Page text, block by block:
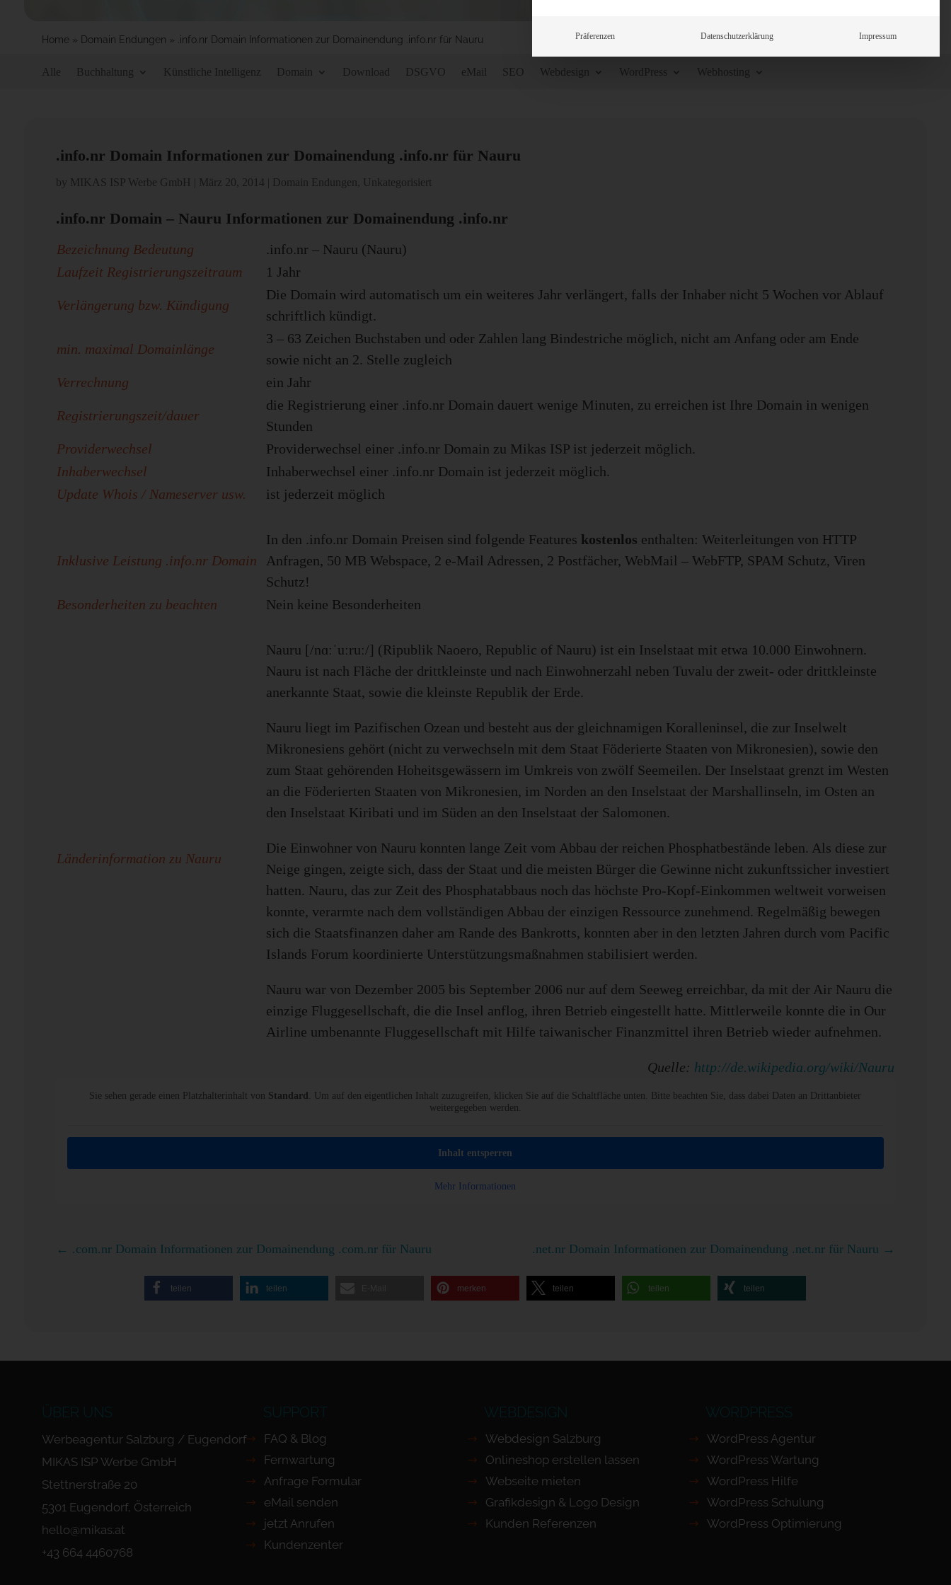
Home» Domain Endungen » .info.nr Domain Informationen zur Domainendung .info.nr für Nauru
Alle Buchhaltung Künstliche Intelligenz Domain Download DSGVO eMail SEO Webdesign WordPress Webhosting
.info.nr Domain Informationen zur Domainendung .info.nr für Nauru
by MIKAS ISP Werbe GmbH März 20, 2014 Domain Endungen, Unkategorisiert
.info.nr Domain – Nauru Informationen zur Domainendung .info.nr
Bezeichnung Bedeutung
.info.nr – Nauru (Nauru)
Laufzeit Registrierungszeitraum
1 Jahr
Verlängerung bzw. Kündigung
Die Domain wird automatisch um ein weiteres Jahr verlängert, falls der Inhaber nicht 5 Wochen vor Ablauf
schriftlich kündigt.
min. maximal Domainlänge
3 – 63 Zeichen Buchstaben und oder Zahlen lang Bindestriche möglich, nicht am Anfang oder am Ende
sowie nicht an 2. Stelle zugleich
Verrechnung
ein Jahr
Registrierungszeit/dauer
die Registrierung einer .info.nr Domain dauert wenige Minuten, zu erreichen ist Ihre Domain in wenigen
Stunden
Providerwechsel
Providerwechsel einer .info.nr Domain zu Mikas ISP ist jederzeit möglich.
Inhaberwechsel
Inhaberwechsel einer .info.nr Domain ist jederzeit möglich.
Update Whois / Nameserver usw.
ist jederzeit möglich
Inklusive Leistung .info.nr Domain
In den .info.nr Domain Preisen sind folgende Features kostenlos enthalten: Weiterleitungen von HTTP
Anfragen, 50 MB Webspace, 2 e-Mail Adressen, 2 Postfächer, WebMail – WebFTP, SPAM Schutz, Viren
Schutz!
Besonderheiten zu beachten
Nein keine Besonderheiten
Länderinformation zu Nauru
Nauru [/nɑːˈuːruː/] (Ripublik Naoero, Republic of Nauru) ist ein Inselstaat mit etwa 10.000 Einwohnern.
Nauru ist nach Fläche der drittkleinste und nach Einwohnerzahl neben Tuvalu der zweit- oder drittkleinste
anerkannte Staat, sowie die kleinste Republik der Erde.
Nauru liegt im Pazifischen Ozean und besteht aus der gleichnamigen Koralleninsel, die zur Inselwelt
Mikronesiens gehört (nicht zu verwechseln mit dem Staat Föderierte Staaten von Mikronesien), sowie den
zum Staat gehörenden Hoheitsgewässern im Umkreis von zwölf Seemeilen. Der Inselstaat grenzt im Westen
an die Föderierten Staaten von Mikronesien, im Norden an den Inselstaat der Marshallinseln, im Osten an
den Inselstaat Kiribati und im Süden an den Inselstaat der Salomonen.
Die Einwohner von Nauru konnten lange Zeit vom Abbau der reichen Phosphatbestände leben. Als diese zur
Neige gingen, zeigte sich, dass der Staat und die meisten Bürger die Gewinne nicht zukunftssicher investiert
hatten. Nauru, das zur Zeit des Phosphatabbaus noch das höchste Pro-Kopf-Einkommen weltweit vorweisen
konnte, verarmte nach dem vollständigen Abbau der einzigen Ressource zunehmend. Regelmäßig bewegen
sich die Staatsfinanzen daher am Rande des Bankrotts, konnten aber in den letzten Jahren durch vom Pacific
Islands Forum koordinierte Unterstützungsmaßnahmen stabilisiert werden.
Nauru war von Dezember 2005 bis September 2006 nur auf dem Seeweg erreichbar, da mit der Air Nauru die
einzige Fluggesellschaft, die die Insel anflog, ihren Betrieb eingestellt hatte. Mittlerweile konnte die in Our
Airline umbenannte Fluggesellschaft mit Hilfe taiwanischer Finanzmittel ihren Betrieb wieder aufnehmen.
Quelle: http://de.wikipedia.org/wiki/Nauru
Sie sehen gerade einen Platzhalterinhalt von Standard . Um auf den eigentlichen Inhalt zuzugreifen, klicken Sie auf die Schaltfläche unten. Bitte beachten Sie, dass dabei Daten an Drittanbieter
weitergegeben werden.
Inhalt entsperren
Mehr Informationen
← .com.nr Domain Informationen zur Domainendung .com.nr für Nauru .net.nr Domain Informationen zur Domainendung .net.nr für Nauru →
teilen teilen merken teilen teilen teilen
ÜBER UNS
Werbeagentur Salzburg / Eugendorf
MIKAS ISP Werbe GmbH
Stettnerstraße 20
5301 Eugendorf, Österreich
hello@mikas.at
+43 664 4460768
SUPPORT
FAQ & Blog
Fernwartung
Anfrage Formular
eMail senden
jetzt Anrufen
Kundenzenter
WEBDESIGN
Webdesign Salzburg
Onlineshop erstellen lassen
Webseite mieten
Grafikdesign & Logo Design
Kunden Referenzen
WORDPRESS
WordPress Agentur
WordPress Wartung
WordPress Hilfe
WordPress Schulung
WordPress Optimierung
Präferenzen Datenschutzerklärung Impressum